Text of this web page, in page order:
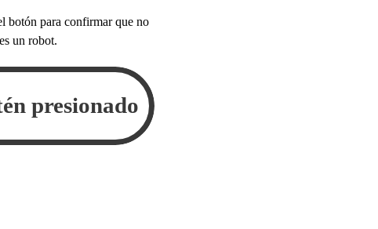
botón para confirmar que no
un robot.